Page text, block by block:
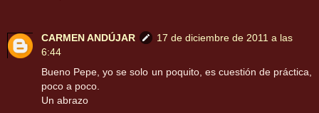
CARMEN ANDÚJAR
17 de diciembre de 2011 a las
6:44
Bueno Pepe, yo se solo un poquito, es cuestión de práctica,
poco a poco.
Un abrazo